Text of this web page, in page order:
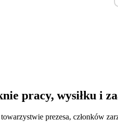
pracy, wysiłku i
prezesa, członków